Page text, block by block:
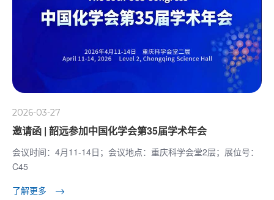
2026-03-27
邀请函 | 韶远参加中国化学会第35届学术年会
会议时间：4月11-14日；会议地点：重庆科学会堂2层；展位号：
C45
了解更多